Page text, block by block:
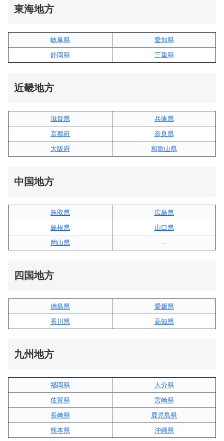
東海地方
岐阜県
愛知県
静岡県
三重県
近畿地方
滋賀県
兵庫県
京都府
奈良県
大阪府
和歌山県
中国地方
鳥取県
広島県
島根県
山口県
岡山県
–
四国地方
徳島県
愛媛県
香川県
高知県
九州地方
福岡県
大分県
佐賀県
宮崎県
長崎県
鹿児島県
熊本県
沖縄県